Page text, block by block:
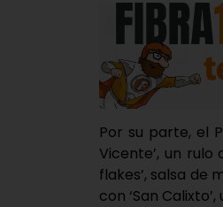
Por su parte, el
Vicente’, un
flakes’, salsa de
con ‘San